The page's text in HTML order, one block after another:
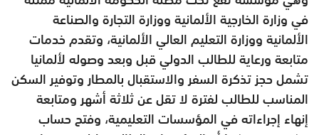
في وزارة الخارجية الألمانية ووزارة التجارة والصناعة
الألمانية ووزارة التعليم العالي الألمانية، وتقدم خدمات
متابعة ورعاية للطالب الدولي قبل وبعد وصوله لألمانيا
تشمل حجز تذكرة السفر والاستقبال بالمطار وتوفير السكن
المناسب للطالب لفترة لا تقل عن ثلاثة أشهر ومتابعة
إنهاء إجراءاته في المؤسسات التعليمية، وفتح حساب